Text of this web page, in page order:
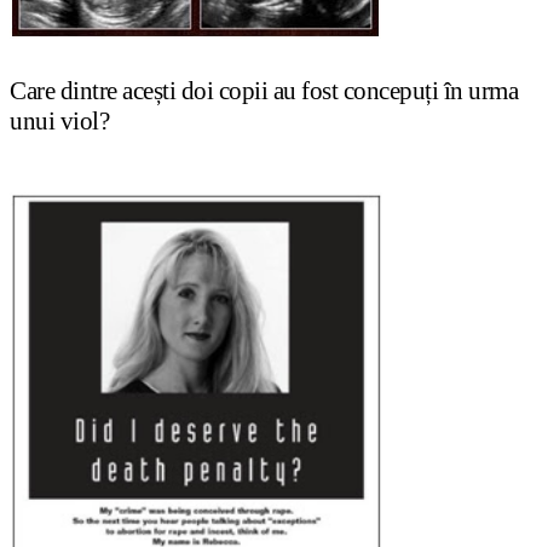
Care dintre acești doi copii au fost concepuți în urma
unui viol?